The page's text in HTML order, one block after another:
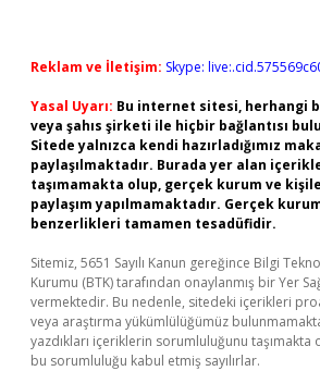
Reklam ve İletişim: Skype:
Yasal Uyarı: Bu internet sitesi, herhangi
veya şahıs şirketi ile hiçbir bağlantısı
Sitede yalnızca kendi hazırladığımız
paylaşılmaktadır. Burada yer alan
taşımamakta olup, gerçek kurum ve
paylaşım yapılmamaktadır. Gerçek
benzerlikleri tamamen tesadüfidir.
Sitemiz, 5651 Sayılı Kanun gereğince Bilgi
Kurumu (BTK) tarafından onaylanmış bir Yer
vermektedir. Bu nedenle, sitedeki içerikleri
veya araştırma yükümlülüğümüz
yazdıkları içeriklerin sorumluluğunu
bu sorumluluğu kabul etmiş sayılırlar.